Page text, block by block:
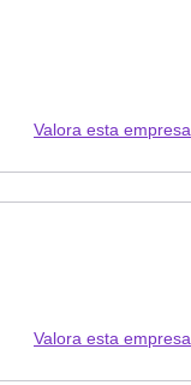
Valora esta empresa
Valora esta empresa